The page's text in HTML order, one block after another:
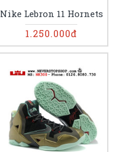
Nike Lebron 11 Hornets
1.250.000đ